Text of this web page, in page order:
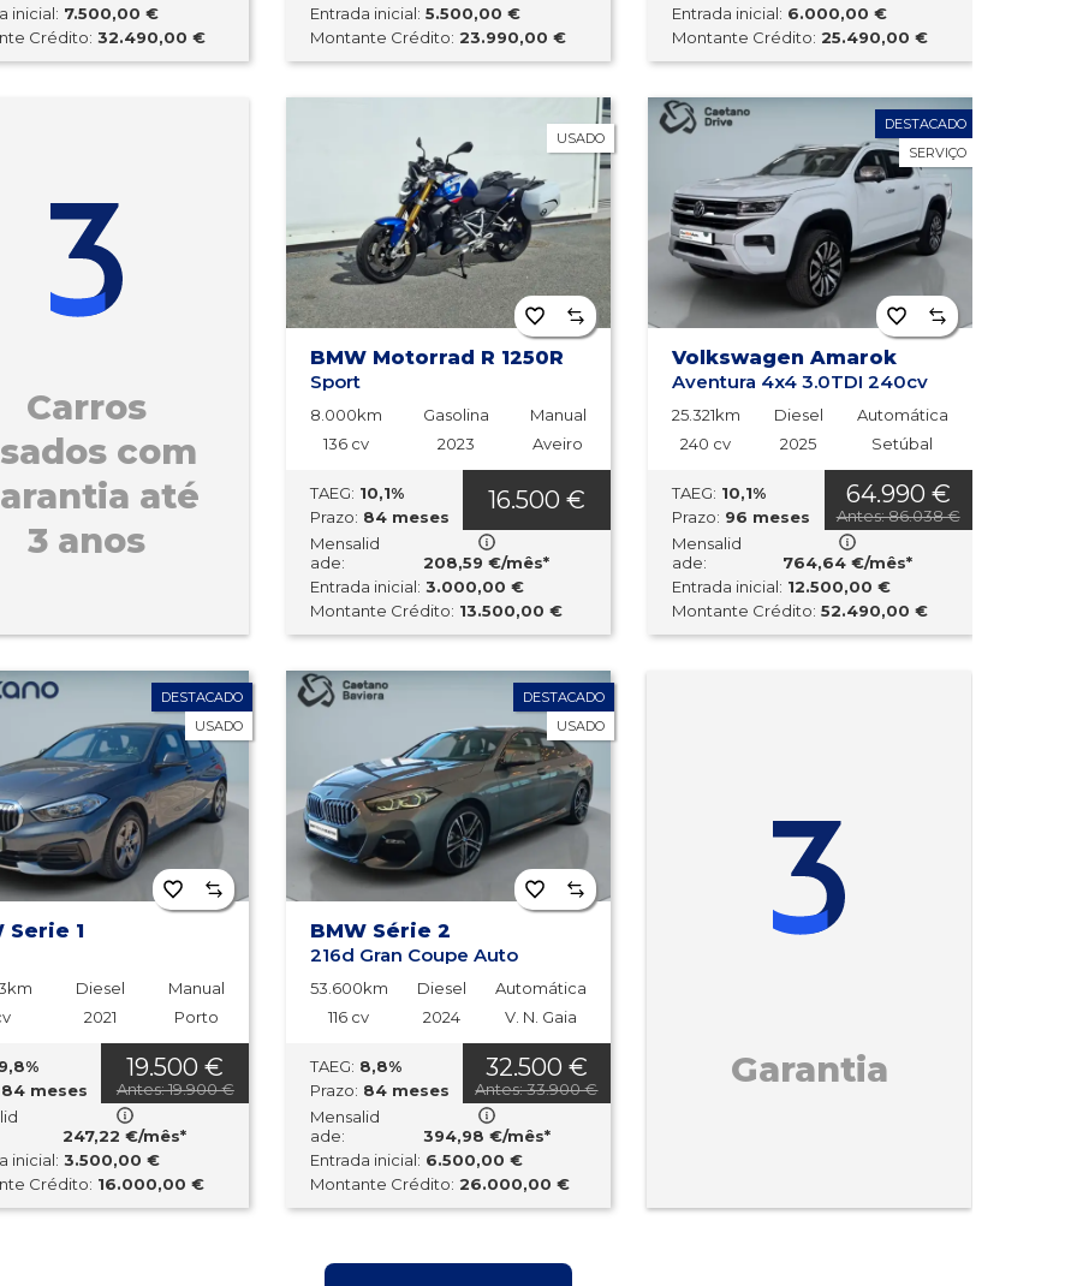
inicial: 7.500,00 €
Crédito: 32.490,00 €
Entrada inicial: 5.500,00 €
Montante Crédito: 23.990,00 €
Entrada inicial: 6.000,00 €
Montante Crédito: 25.490,00 €
Carros
com
até
3 anos
USADO
BMW Motorrad R 1250R
Sport
8.000km
136 cv
Gasolina
2023
Manual
Aveiro
TAEG: 10,1%
Prazo: 84 meses
Mensalid
ade:
208,59 €/mês*
Entrada inicial: 3.000,00 €
Montante Crédito: 13.500,00 €
16.500 €
DESTACADO
SERVIÇO
Volkswagen Amarok
Aventura 4x4 3.0TDI 240cv
25.321km
240 cv
Diesel
2025
Automática
Setúbal
TAEG: 10,1%
Prazo: 96 meses
Mensalid
ade:
764,64 €/mês*
Entrada inicial: 12.500,00 €
Montante Crédito: 52.490,00 €
64.990 €
Antes: 86.038 €
DESTACADO
USADO
Serie 1
Diesel
2021
Manual
Porto
84 meses
247,22 €/mês*
inicial: 3.500,00 €
Crédito: 16.000,00 €
19.500 €
Antes: 19.900 €
DESTACADO
USADO
BMW Série 2
216d Gran Coupe Auto
53.600km
116 cv
Diesel
2024
Automática
V. N. Gaia
TAEG: 8,8%
Prazo: 84 meses
Mensalid
ade:
394,98 €/mês*
Entrada inicial: 6.500,00 €
Montante Crédito: 26.000,00 €
32.500 €
Antes: 33.900 € Garantia